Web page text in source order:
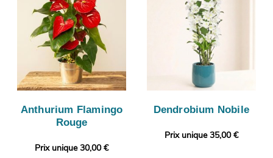
Anthurium Flamingo
Rouge
Prix unique 30,00 €
Dendrobium Nobile
Prix unique 35,00 €